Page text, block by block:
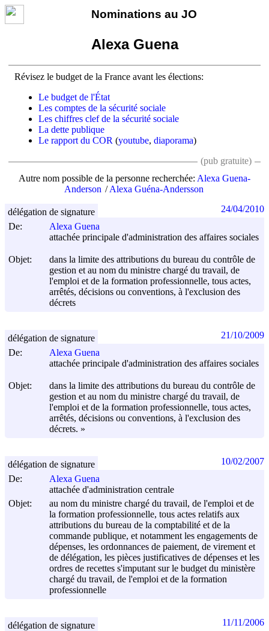
Nominations au JO
Alexa Guena
Révisez le budget de la France avant les élections:
Le budget de l'État
Les comptes de la sécurité sociale
Les chiffres clef de la sécurité sociale
La dette publique
Le rapport du COR (youtube, diaporama)
(pub gratuite)
Autre nom possible de la personne recherchée: Alexa Guena-
Anderson
Alexa Guéna-Andersson
De:
Alexa Guena
attachée principale d'administration des affaires sociales
Objet:
dans la limite des attributions du bureau du contrôle de
gestion et au nom du ministre chargé du travail, de
l'emploi et de la formation professionnelle, tous actes,
arrêtés, décisions ou conventions, à l'exclusion des
décrets
délégation de signature 24/04/2010
De:
Alexa Guena
attachée principale d'administration des affaires sociales
Objet:
dans la limite des attributions du bureau du contrôle de
gestion et au nom du ministre chargé du travail, de
l'emploi et de la formation professionnelle, tous actes,
arrêtés, décisions ou conventions, à l'exclusion des
décrets. »
délégation de signature 21/10/2009
De:
Alexa Guena
attachée d'administration centrale
Objet:
au nom du ministre chargé du travail, de l'emploi et de
la formation professionnelle, tous actes relatifs aux
attributions du bureau de la comptabilité et de la
commande publique, et notamment les engagements de
dépenses, les ordonnances de paiement, de virement et
de délégation, les pièces justificatives de dépenses et les
ordres de recettes s'imputant sur le budget du ministère
chargé du travail, de l'emploi et de la formation
professionnelle
délégation de signature 10/02/2007
délégation de signature 11/11/2006